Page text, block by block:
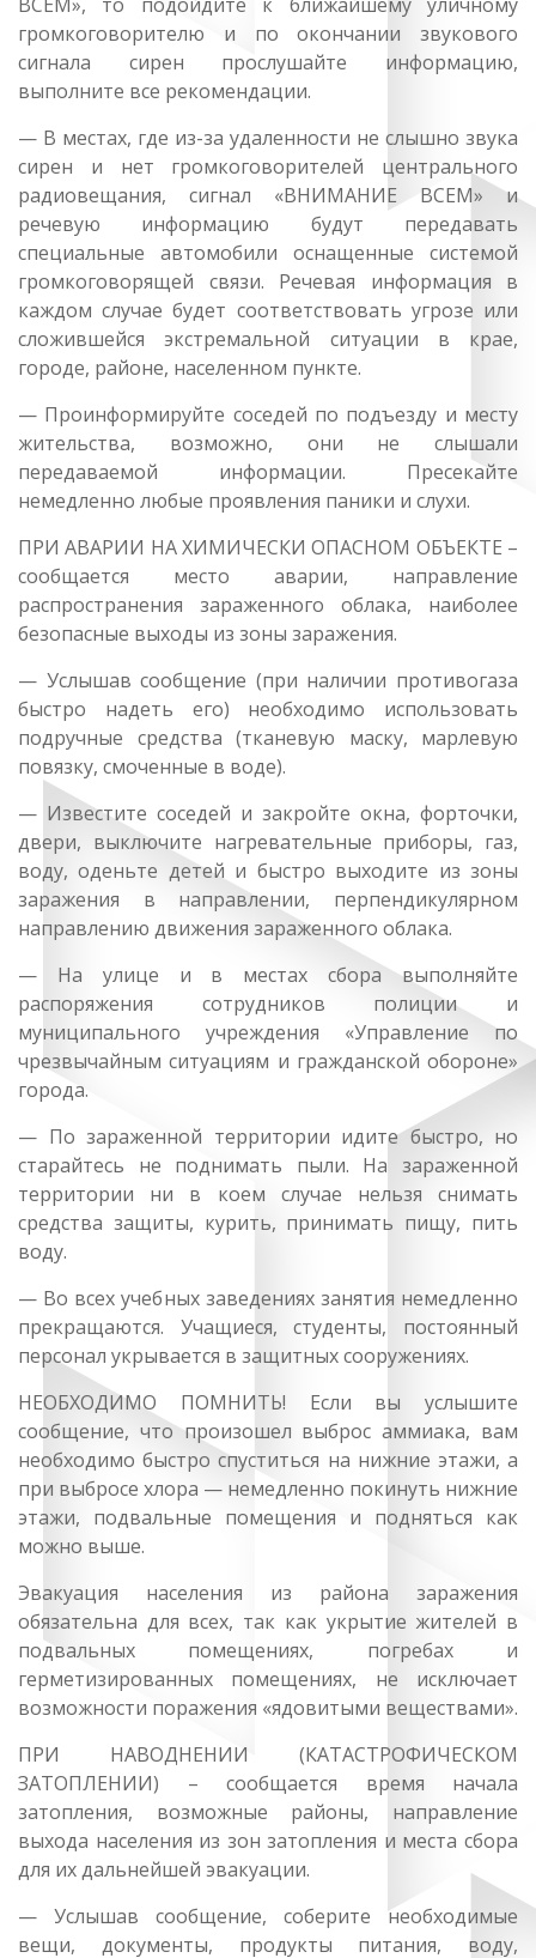
громкоговорителю и по окончании звукового
сигнала сирен прослушайте информацию,
выполните все рекомендации.
— В местах, где из-за удаленности не слышно звука
сирен и нет громкоговорителей центрального
радиовещания, сигнал «ВНИМАНИЕ ВСЕМ» и
речевую информацию будут передавать
специальные автомобили оснащенные системой
громкоговорящей связи. Речевая информация в
каждом случае будет соответствовать угрозе или
сложившейся экстремальной ситуации в крае,
городе, районе, населенном пункте.
— Проинформируйте соседей по подъезду и месту
жительства, возможно, они не слышали
передаваемой информации. Пресекайте
немедленно любые проявления паники и слухи.
ПРИ АВАРИИ НА ХИМИЧЕСКИ ОПАСНОМ ОБЪЕКТЕ –
сообщается место аварии, направление
распространения зараженного облака, наиболее
безопасные выходы из зоны заражения.
— Услышав сообщение (при наличии противогаза
быстро надеть его) необходимо использовать
подручные средства (тканевую маску, марлевую
повязку, смоченные в воде).
— Известите соседей и закройте окна, форточки,
двери, выключите нагревательные приборы, газ,
воду, оденьте детей и быстро выходите из зоны
заражения в направлении, перпендикулярном
направлению движения зараженного облака.
— На улице и в местах сбора выполняйте
распоряжения сотрудников полиции и
муниципального учреждения «Управление по
чрезвычайным ситуациям и гражданской обороне»
города.
— По зараженной территории идите быстро, но
старайтесь не поднимать пыли. На зараженной
территории ни в коем случае нельзя снимать
средства защиты, курить, принимать пищу, пить
воду.
— Во всех учебных заведениях занятия немедленно
прекращаются. Учащиеся, студенты, постоянный
персонал укрывается в защитных сооружениях.
НЕОБХОДИМО ПОМНИТЬ! Если вы услышите
сообщение, что произошел выброс аммиака, вам
необходимо быстро спуститься на нижние этажи, а
при выбросе хлора — немедленно покинуть нижние
этажи, подвальные помещения и подняться как
можно выше.
Эвакуация населения из района заражения
обязательна для всех, так как укрытие жителей в
подвальных помещениях, погребах и
герметизированных помещениях, не исключает
возможности поражения «ядовитыми веществами».
ПРИ НАВОДНЕНИИ (КАТАСТРОФИЧЕСКОМ
ЗАТОПЛЕНИИ) – сообщается время начала
затопления, возможные районы, направление
выхода населения из зон затопления и места сбора
для их дальнейшей эвакуации.
— Услышав сообщение, соберите необходимые
вещи, документы, продукты питания, воду,